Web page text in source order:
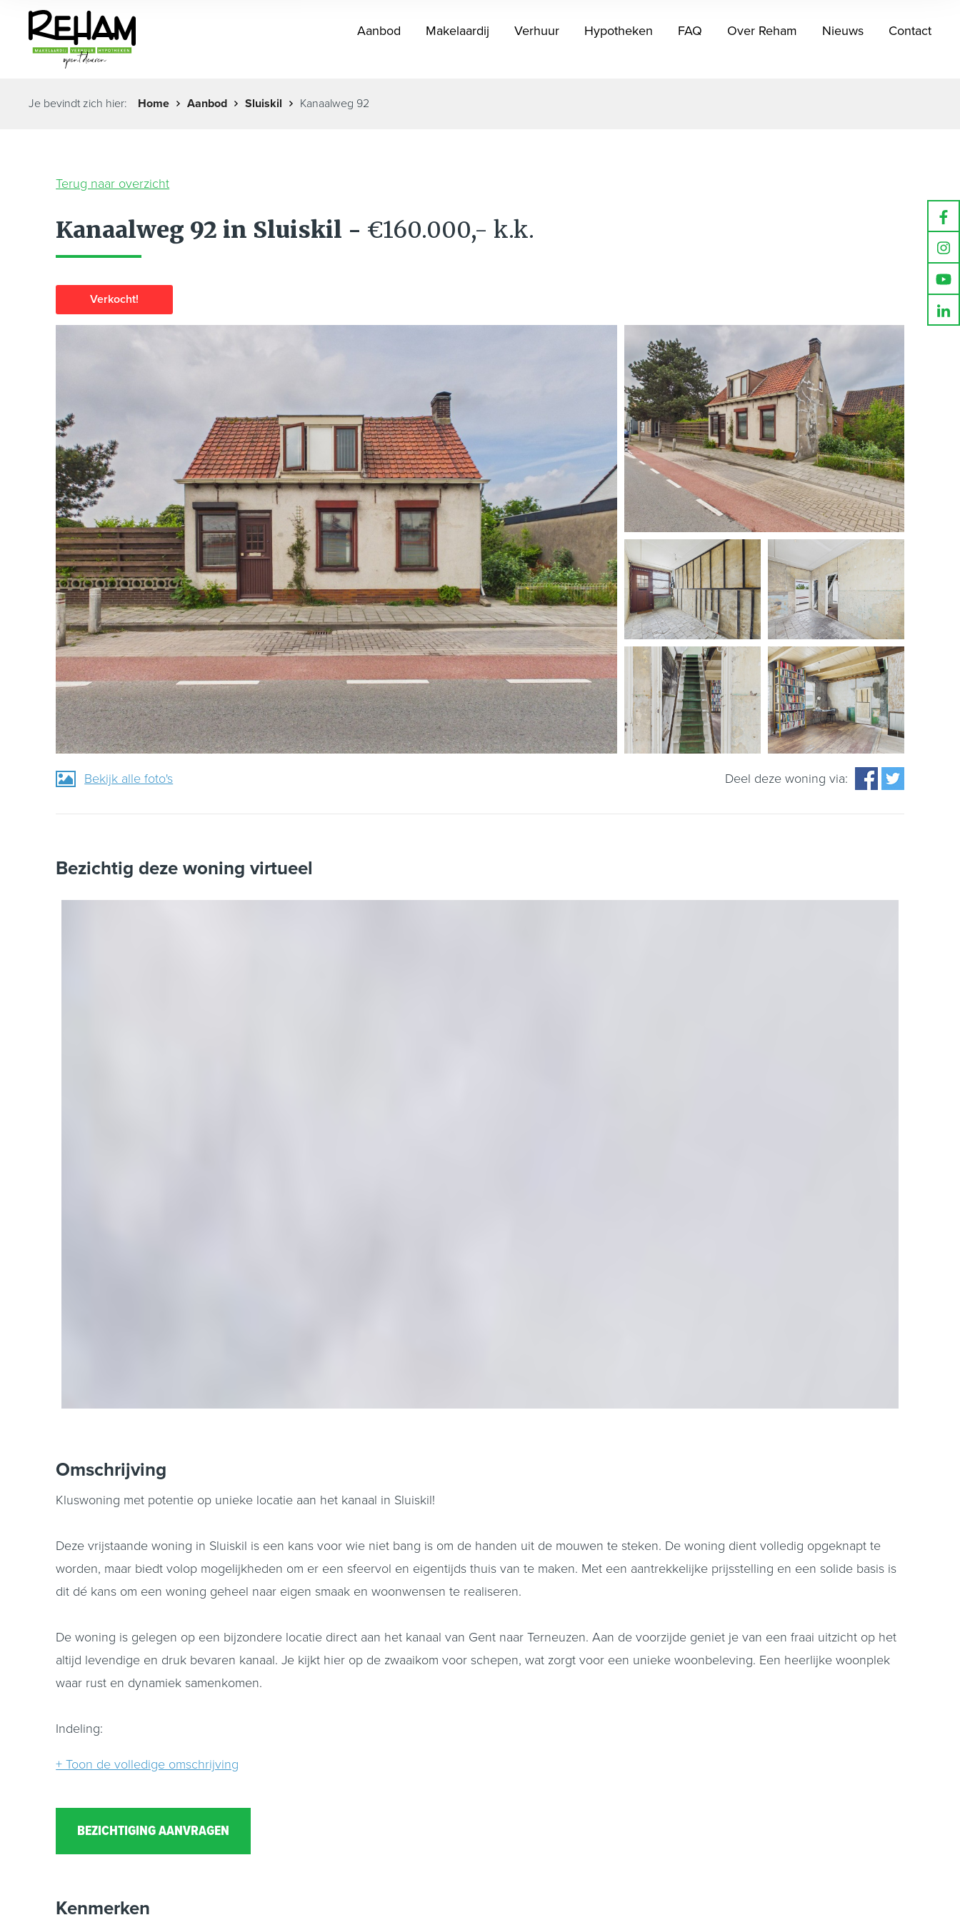
Aanbod Makelaardij Verhuur Hypotheken FAQ Over Reham Nieuws Contact
Je bevindt zich hier: Home Aanbod Sluiskil Kanaalweg 92
Terug naar overzicht
Kanaalweg 92 in Sluiskil - €160.000,- k.k.
Verkocht!
Bekijk alle foto's Deel deze woning via:
Bezichtig deze woning virtueel
Omschrijving
Kluswoning met potentie op unieke locatie aan het kanaal in Sluiskil!
Deze vrijstaande woning in Sluiskil is een kans voor wie niet bang is om de handen uit de mouwen te steken. De woning dient volledig opgeknapt te
worden, maar biedt volop mogelijkheden om er een sfeervol en eigentijds thuis van te maken. Met een aantrekkelijke prijsstelling en een solide basis is
dit dé kans om een woning geheel naar eigen smaak en woonwensen te realiseren.
De woning is gelegen op een bijzondere locatie direct aan het kanaal van Gent naar Terneuzen. Aan de voorzijde geniet je van een fraai uitzicht op het
altijd levendige en druk bevaren kanaal. Je kijkt hier op de zwaaikom voor schepen, wat zorgt voor een unieke woonbeleving. Een heerlijke woonplek
waar rust en dynamiek samenkomen.
Indeling:
verschillende mogelijkheden biedt voor een gezellige leefruimte. Vanuit de woonkamer is de ruime kelder toegankelijk (7,5m2) Aansluitend bevindt zich
stallen van een auto of fietsen.
+ Toon de volledige omschrijving
BEZICHTIGING AANVRAGEN
Kenmerken